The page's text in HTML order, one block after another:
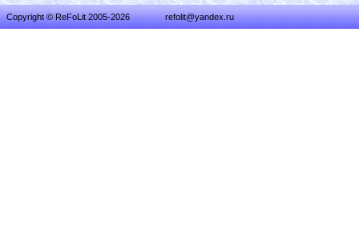
Copyright © ReFoLit 2005-2026 refolit@yandex.ru